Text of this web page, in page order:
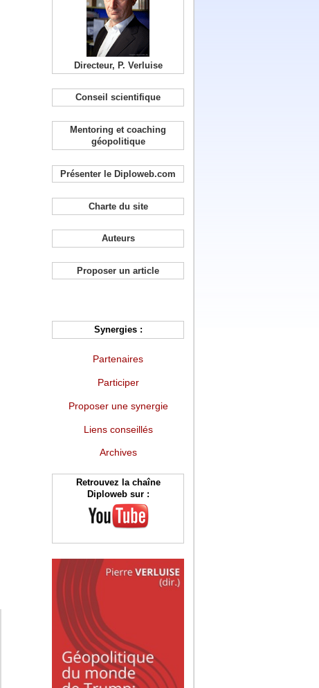
Directeur, P. Verluise
Conseil scientifique
Mentoring et coaching
géopolitique
Présenter le Diploweb.com
Charte du site
Auteurs
Proposer un article
Synergies :
Partenaires
Participer
Proposer une synergie
Liens conseillés
Archives
Retrouvez la chaîne
Diploweb sur :